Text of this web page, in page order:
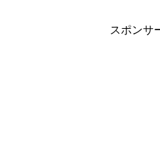
スポンサ